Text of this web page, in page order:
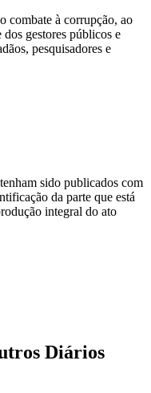
combate à corrupção, ao
gestores públicos e
pesquisadores e
sido publicados com
da parte que está
integral do ato
Diários